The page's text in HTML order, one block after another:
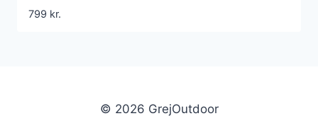
Vinterjakker til mænd
799 kr.
© 2026 GrejOutdoor